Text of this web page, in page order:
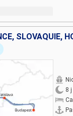
8 j